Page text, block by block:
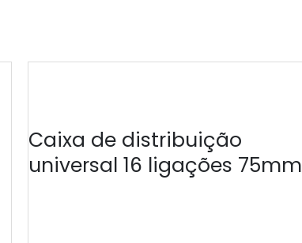
Caixa de distribuição
universal 16 ligações 75mm